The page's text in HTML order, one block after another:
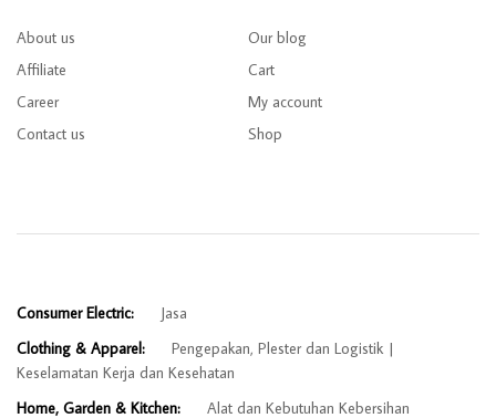
About us
Affiliate
Career
Contact us
Our blog
Cart
My account
Shop
Consumer Electric:
Jasa
Clothing & Apparel:
Pengepakan, Plester dan Logistik
Keselamatan Kerja dan Kesehatan
Home, Garden & Kitchen:
Alat dan Kebutuhan Kebersihan